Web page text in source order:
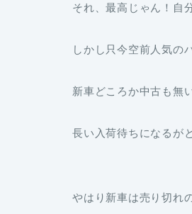
それ、最高じゃん！自
しかし只今空前人気の
新車どころか中古も無
長い入荷待ちになるが
やはり新車は売り切れ